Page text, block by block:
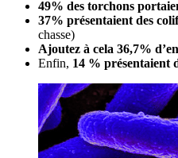
49% des torchons
37% présentaient des
chasse)
Ajoutez à cela 36,7%
Enfin, 14 % présentaient